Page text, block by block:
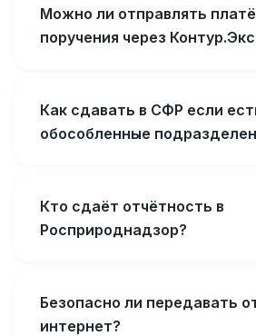
Можно ли отправлять
поручения через
Как сдавать в СФР если
обособленные
Кто сдаёт отчётность в
Росприроднадзор?
Безопасно ли передавать
интернет?